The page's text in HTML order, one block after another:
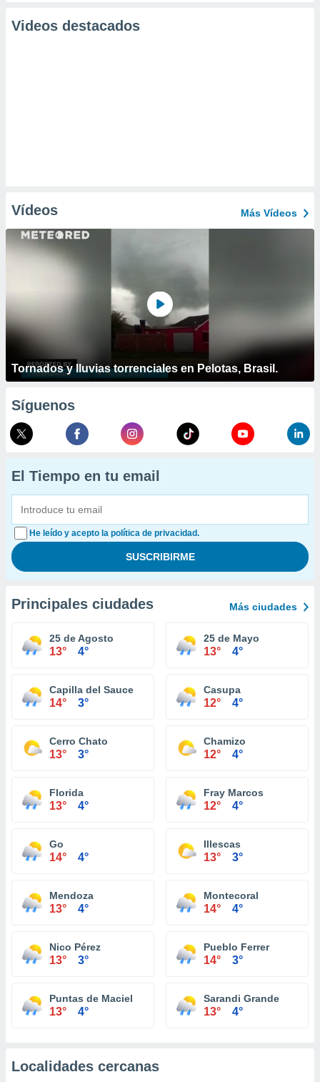
Videos destacados
Vídeos Más Vídeos
Tornados y lluvias torrenciales en Pelotas, Brasil.
Síguenos
El Tiempo en tu email
He leído y acepto la política de privacidad.
Principales ciudades Más ciudades
25 de Agosto
13° 4°
25 de Mayo
13° 4°
Capilla del Sauce
14° 3°
Casupa
12° 4°
Cerro Chato
13° 3°
Chamizo
12° 4°
Florida
13° 4°
Fray Marcos
12° 4°
Go
14° 4°
Illescas
13° 3°
Mendoza
13° 4°
Montecoral
14° 4°
Nico Pérez
13° 3°
Pueblo Ferrer
14° 3°
Puntas de Maciel
13° 4°
Sarandi Grande
13° 4°
Localidades cercanas